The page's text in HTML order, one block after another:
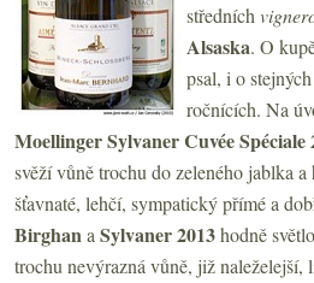
středních
Alsaska. O
psal, i o
ročnících. Na
Moellinger Sylvaner Cuvée Spéciale
svěží vůně trochu do zeleného jablka
šťavnaté, lehčí, sympatický přímé a
BirghanaSylvaner 2013hodně
trochu nevýrazná vůně, již naleželejší,